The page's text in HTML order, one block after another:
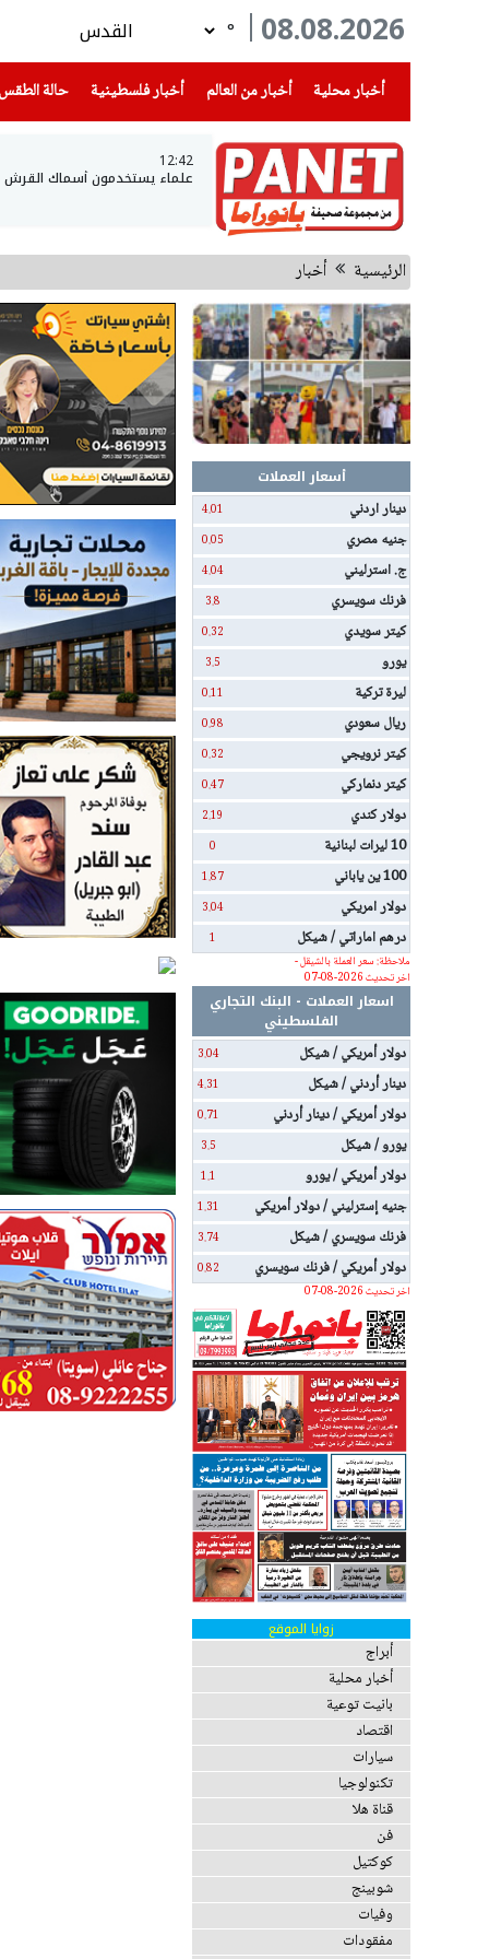
08.08.2026
°
أخبار محلية
(current) أخبار من العالم أخبار فلسطينية(current) حالة الطقس
12:42
علماء يستخدمون أسماك القرش
الرئيسية أخبار
أسعار العملات
دينار اردني
4.01
جنيه مصري 0.05
ج. استرليني 4.04
فرنك سويسري 3.8
كيتر سويدي 0.32
يورو 3.5
ليرة تركية 0.11
ريال سعودي 0.98
كيتر نرويجي 0.32
كيتر دنماركي 0.47
دولار كندي 2.19
10 ليرات لبنانية 0
100 ين ياباني 1.87
دولار امريكي 3.04
درهم اماراتي / شيكل
1
ملاحظة: سعر العملة بالشيقل -
اخر تحديث 2026-08-07
اسعار العملات - البنك التجاري
الفلسطيني
دولار أمريكي / شيكل
3.04
دينار أردني / شيكل 4.31
دولار أمريكي / دينار أردني 0.71
يورو / شيكل 3.5
دولار أمريكي / يورو 1.1
جنيه إسترليني / دولار أمريكي 1.31
فرنك سويسري / شيكل 3.74
دولار أمريكي / فرنك سويسري
0.82
اخر تحديث 2026-08-07
زوايا الموقع
أبراج
أخبار محلية
بانيت توعية
اقتصاد
سيارات
تكنولوجيا
قناة هلا
فن
كوكتيل
شوبينج
وفيات
مفقودات